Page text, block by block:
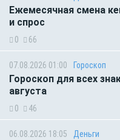
Ежемесячная смена
и спрос
0 66
07.08.2026 01:00 Гороскоп
Гороскоп для всех
августа
0 46
06.08.2026 18:05 Деньги